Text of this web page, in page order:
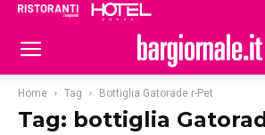
Home Tag Bottiglia Gatorade r-Pet
Tag: bottiglia